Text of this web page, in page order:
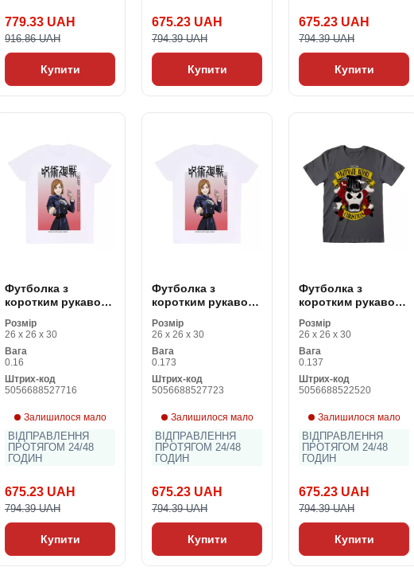
779.33 UAH
916.86 UAH
Купити
675.23 UAH
794.39 UAH
Купити
675.23 UAH
794.39 UAH
Купити
Футболка з
коротким рукавом
Nobara Ombre
Розмір
26 x 26 x 30
Вага
0.16
Штрих-код
5056688527716
Залишилося мало
ВІДПРАВЛЕННЯ
ПРОТЯГОМ 24/48
ГОДИН
675.23 UAH
794.39 UAH
Купити
Футболка з
коротким рукавом
Nobara Ombre
Розмір
26 x 26 x 30
Вага
0.173
Штрих-код
5056688527723
Залишилося мало
ВІДПРАВЛЕННЯ
ПРОТЯГОМ 24/48
ГОДИН
675.23 UAH
794.39 UAH
Купити
Футболка з
коротким рукавом
Before Christmas
Графітовий Унісекс
Розмір
26 x 26 x 30
Вага
0.137
Штрих-код
5056688522520
Залишилося мало
ВІДПРАВЛЕННЯ
ПРОТЯГОМ 24/48
ГОДИН
675.23 UAH
794.39 UAH
Купити